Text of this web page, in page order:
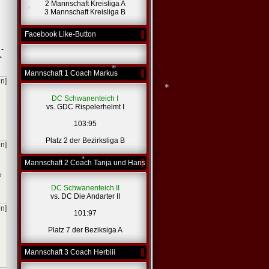
-
2 Mannschaft Kreisliga A
3 Mannschaft Kreisliga B
Facebook Like-Button
Mannschaft 1 Coach Markus
DC Schwanenteich I
vs. GDC Rispelerhelmt I
103:95
Platz 2 der Bezirksliga B
Mannschaft 2 Coach Tanja und Hans
DC Schwanenteich II
vs. DC Die Andarter II
101:97
Platz 7 der Beziksiga A
Mannschaft 3 Coach Herbiii